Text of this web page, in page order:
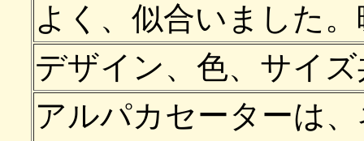
よく、似合いました
デザイン、色、サイ
アルパカセーターは